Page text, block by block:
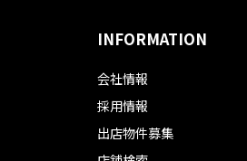
INFORMATION
会社情報
採用情報
出店物件募集